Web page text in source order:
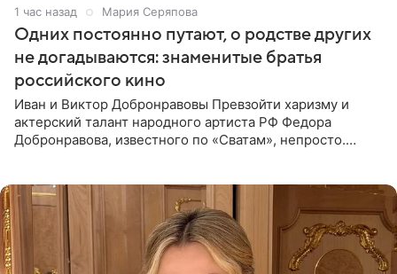
1 час назад Мария Серяпова
Одних постоянно путают, о родстве других
не догадываются: знаменитые братья
российского кино
Иван и Виктор Добронравовы Превзойти харизму и
актерский талант народного артиста РФ Федора
Добронравова, известного по «Сватам», непросто.